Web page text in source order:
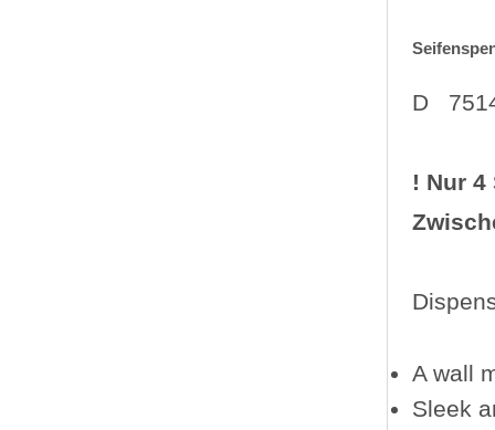
D
! Nur
A wall
Sleek